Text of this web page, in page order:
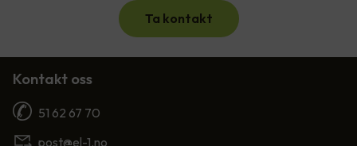
Ta kontakt
Kontakt oss
51 62 67 70
post@el-1.no